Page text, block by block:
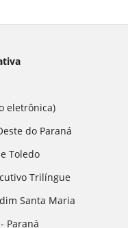
eletrônica)
do Paraná
Toledo
Trilíngue
Santa Maria
Paraná